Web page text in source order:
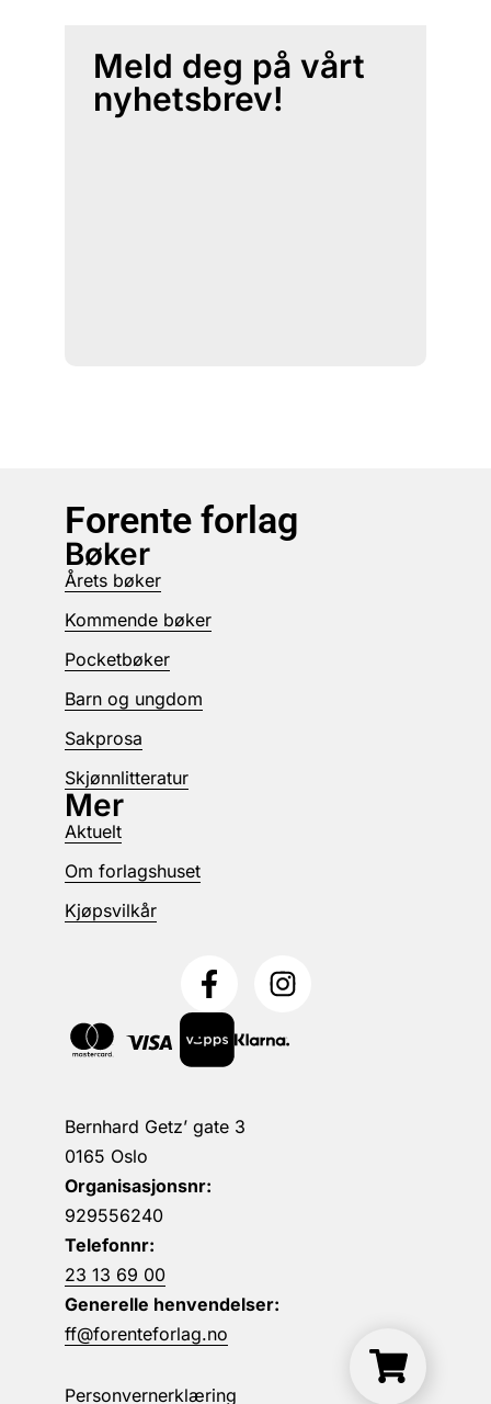
Meld deg på vårt
nyhetsbrev!
Forente forlag
Bernhard Getz’ gate 3
0165 Oslo
Organisasjonsnr:
929556240
Telefonnr:
23 13 69 00
Generelle henvendelser:
ff@forenteforlag.no
Personvernerklæring
Bøker
Årets bøker
Kommende bøker
Pocketbøker
Barn og ungdom
Sakprosa
Skjønnlitteratur
Mer
Aktuelt
Om forlagshuset
Kjøpsvilkår